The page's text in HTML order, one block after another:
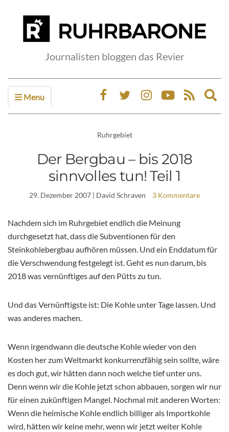
Journalisten bloggen das Revier
Menu
Ruhrgebiet
Der Bergbau – bis 2018
sinnvolles tun! Teil 1
29. Dezember 2007 | David Schraven 3 Kommentare
Nachdem sich im Ruhrgebiet endlich die Meinung
durchgesetzt hat, dass die Subventionen für den
Steinkohlebergbau aufhören müssen. Und ein Enddatum für
die Verschwendung festgelegt ist. Geht es nun darum, bis
2018 was vernünftiges auf den Pütts zu tun.
Und das Vernünftigste ist: Die Kohle unter Tage lassen. Und
was anderes machen.
Wenn irgendwann die deutsche Kohle wieder von den
Kosten her zum Weltmarkt konkurrenzfähig sein sollte, wäre
es doch gut, wir hätten dann noch welche tief unter uns.
Denn wenn wir die Kohle jetzt schon abbauen, sorgen wir nur
für einen zukünftigen Mangel. Nochmal mit anderen Worten:
Wenn die heimische Kohle endlich billiger als Importkohle
wird, hätten wir keine mehr, wenn wir jetzt weiter Kohle